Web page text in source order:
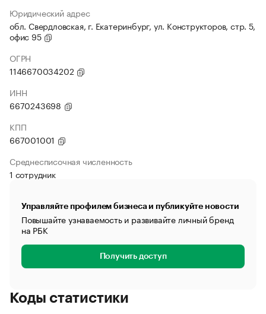
Юридический адрес
обл. Свердловская, г. Екатеринбург, ул. Конструкторов, стр. 5,
офис 95
ОГРН
1146670034202
ИНН
6670243698
КПП
667001001
Среднесписочная численность
1 сотрудник
Управляйте профилем бизнеса и публикуйте новости
Повышайте узнаваемость и развивайте личный бренд
на РБК
Получить доступ
Коды статистики